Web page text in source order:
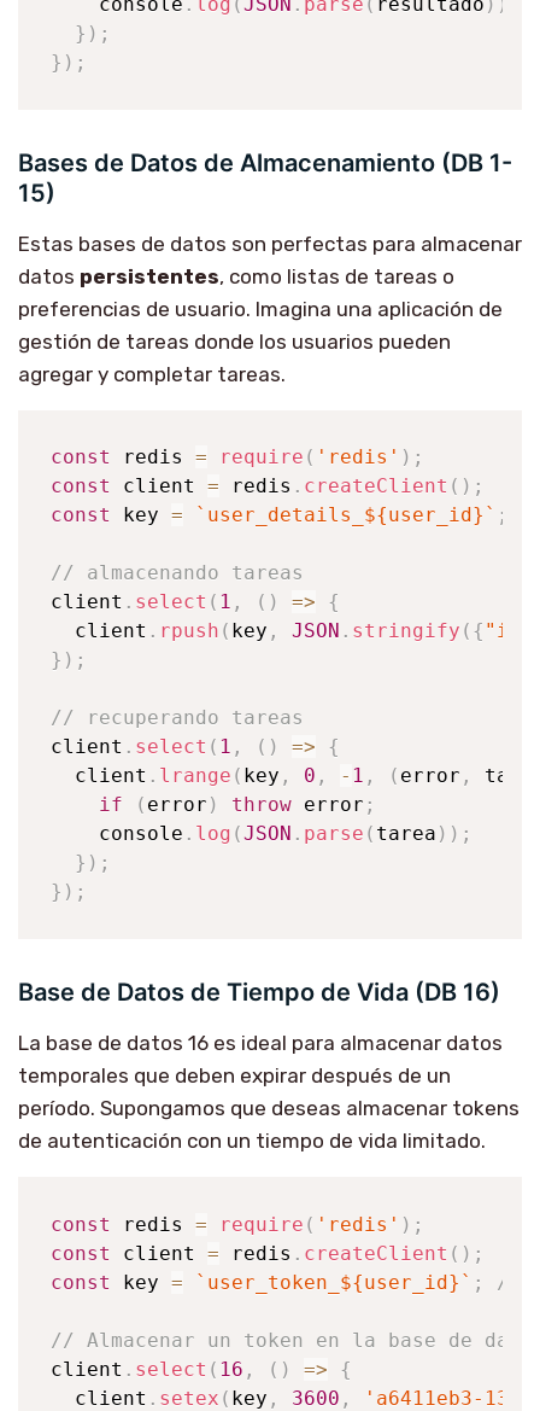
} ) ;
} ) ;
Bases de Datos de Almacenamiento (DB 1-
15)
Estas bases de datos son perfectas para almacenar
datos persistentes, como listas de tareas o
preferencias de usuario. Imagina una aplicación de
gestión de tareas donde los usuarios pueden
agregar y completar tareas.
const redis = require ( 'redis' ) ;
const
client = redis . createClient ( ) ;
const
key = ` user_details_ ${user_id } ` ;
// almacenando tareas
client . select ( 1 , ( ) =>
{
  client
. rpush ( key , JSON . stringify ( { "id"
} ) ;
// recuperando tareas
client . select ( 1 , ( ) =>
{
  client
. lrange ( key , 0 , - 1 , ( error ,
if
( error ) throw error ;
console . log (JSON . parse ( tarea ) ) ;
} ) ;
} ) ;
Base de Datos de Tiempo de Vida (DB 16)
La base de datos 16 es ideal para almacenar datos
temporales que deben expirar después de un
período. Supongamos que deseas almacenar tokens
de autenticación con un tiempo de vida limitado.
const redis = require ( 'redis' ) ;
const
client = redis . createClient ( ) ;
const
key = ` user_token_ ${user_id} ` ; //
// Almacenar un token en la base de
client . select ( 16 , ( ) =>
{
  client
. setex ( key , 3600 ,
'a6411eb3-